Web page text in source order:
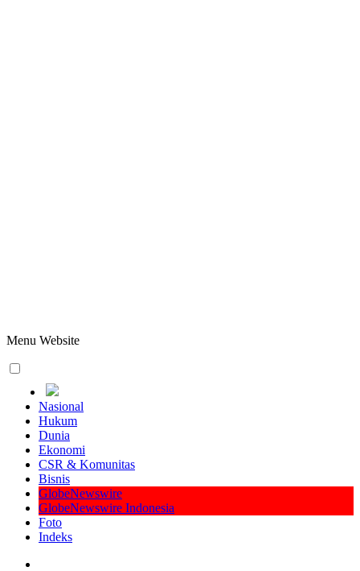
Menu Website
Nasional
Hukum
Dunia
Ekonomi
CSR & Komunitas
Bisnis
GlobeNewswire
GlobeNewswire Indonesia
Foto
Indeks